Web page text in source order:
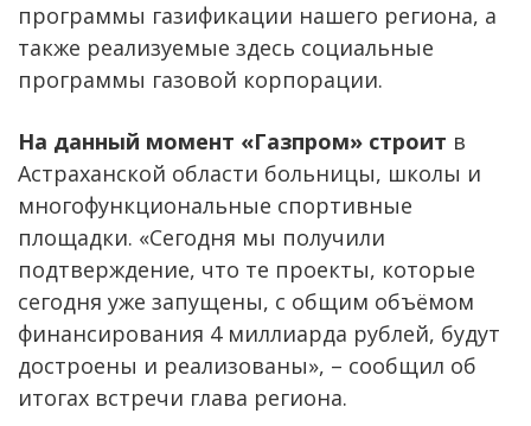
программы газификации нашего региона, а
также реализуемые здесь социальные
программы газовой корпорации.
На данный момент «Газпром» строит в
Астраханской области больницы, школы и
многофункциональные спортивные
площадки. «Сегодня мы получили
подтверждение, что те проекты, которые
сегодня уже запущены, с общим объёмом
финансирования 4 миллиарда рублей, будут
достроены и реализованы», – сообщил об
итогах встречи глава региона.